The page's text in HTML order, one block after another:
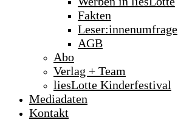
Fakten
Leser:innenumfrage
AGB
Abo
Verlag + Team
liesLotte Kinderfestival
Mediadaten
Kontakt